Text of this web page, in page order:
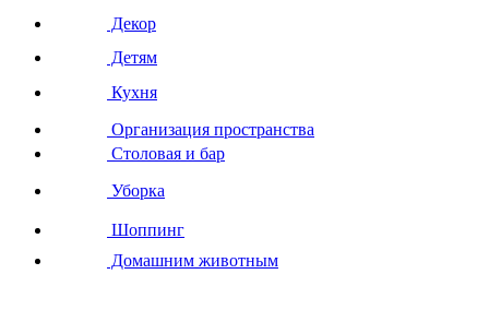
Декор
Детям
Кухня
Организация пространства
Столовая и бар
Уборка
Шоппинг
Домашним животным